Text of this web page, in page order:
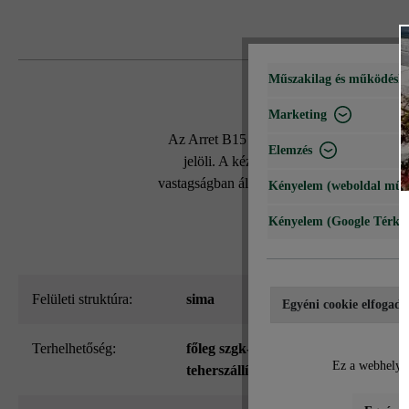
Az Arret B15 VG4 kombitérkövet
jelöli. A kézbe illő méreteknek és a
vastagságban áll rendelkezésre (6 és 8
Felületi struktúra: sima
Terhelhetőség:
főleg szgk-forgalomra és
teherszállításra 7,5 t-ig
Műszakilag és
Marketing
Elemzés
Kényelem (weboldal
Kényelem (Google
Egyéni cookie
Ez a webhely